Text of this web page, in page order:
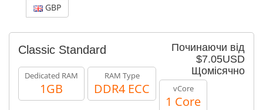
GBP
Починаючи від
$7.05USD
Щомісячно
Classic Standard
Dedicated RAM
1GB
RAM Type
DDR4 ECC vCore
1 Core